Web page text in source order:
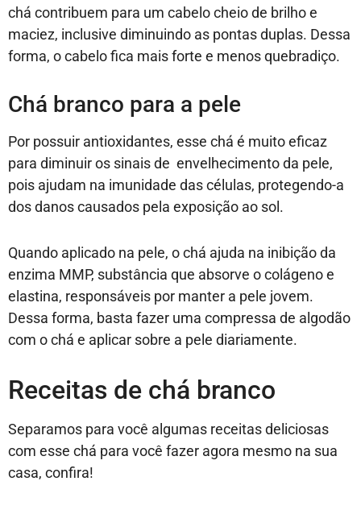
chá contribuem para um cabelo cheio de brilho e
maciez, inclusive diminuindo as pontas duplas. Dessa
forma, o cabelo fica mais forte e menos quebradiço.
Chá branco para a pele
Por possuir antioxidantes, esse chá é muito eficaz
para diminuir os sinais de envelhecimento da pele,
pois ajudam na imunidade das células, protegendo-a
dos danos causados pela exposição ao sol.
Quando aplicado na pele, o chá ajuda na inibição da
enzima MMP, substância que absorve o colágeno e
elastina, responsáveis por manter a pele jovem.
Dessa forma, basta fazer uma compressa de algodão
com o chá e aplicar sobre a pele diariamente.
Receitas de chá branco
Separamos para você algumas receitas deliciosas
com esse chá para você fazer agora mesmo na sua
casa, confira!